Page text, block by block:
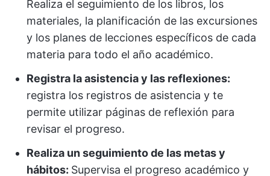
Realiza el seguimiento de los libros, los
materiales, la planificación de las excursiones
y los planes de lecciones específicos de cada
materia para todo el año académico.
Registra la asistencia y las reflexiones:
registra los registros de asistencia y te
permite utilizar páginas de reflexión para
revisar el progreso.
Realiza un seguimiento de las metas y
hábitos: Supervisa el progreso académico y